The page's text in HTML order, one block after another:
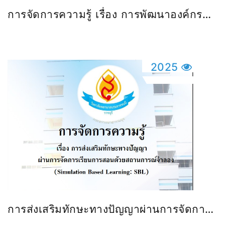
การจัดการความรู้ เรื่อง การพัฒนาองค์กรสู่
2025
การส่งเสริมทักษะทางปัญญาผ่านการจัดการ